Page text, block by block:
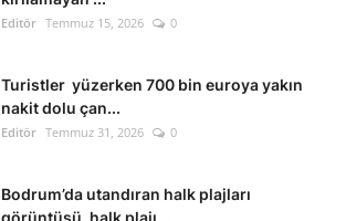
Editör Temmuz 15, 2026 0
Turistler yüzerken 700 bin euroya yakın
nakit dolu çan...
Editör Temmuz 31, 2026 0
Bodrum’da utandıran halk plajları
görüntüsü. halk plajı...